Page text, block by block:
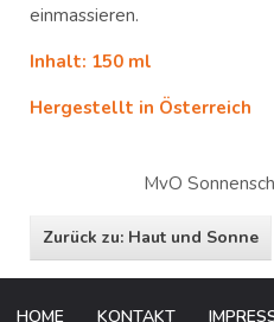
einmassieren.
Inhalt: 150 ml
Hergestellt in Österreich
MvO
Zurück zu: Haut und Sonne
HOME KONTAKT